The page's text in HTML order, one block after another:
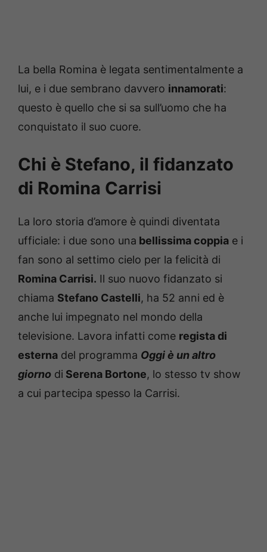
La bella Romina è legata sentimentalmente a
lui, e i due sembrano davvero innamorati:
questo è quello che si sa sull’uomo che ha
conquistato il suo cuore.
Chi è Stefano, il fidanzato
di Romina Carrisi
La loro storia d’amore è quindi diventata
ufficiale: i due sono una bellissima coppia e i
fan sono al settimo cielo per la felicità di
Romina Carrisi. Il suo nuovo fidanzato si
chiama Stefano Castelli, ha 52 anni ed è
anche lui impegnato nel mondo della
televisione. Lavora infatti come regista di
esterna del programma Oggi è un altro
giorno di Serena Bortone, lo stesso tv show
a cui partecipa spesso la Carrisi.